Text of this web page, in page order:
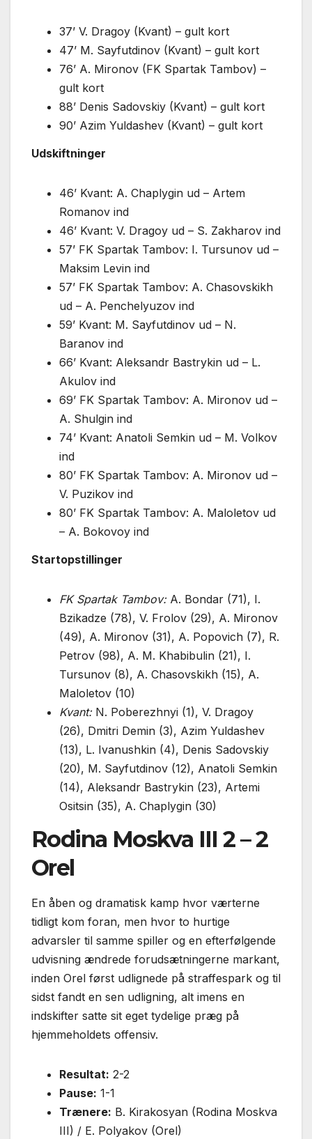
37’ V. Dragoy (Kvant) – gult kort
47’ M. Sayfutdinov (Kvant) – gult kort
76’ A. Mironov (FK Spartak Tambov) –
gult kort
88’ Denis Sadovskiy (Kvant) – gult kort
90’ Azim Yuldashev (Kvant) – gult kort
Udskiftninger
46’ Kvant: A. Chaplygin ud – Artem
Romanov ind
46’ Kvant: V. Dragoy ud – S. Zakharov ind
57’ FK Spartak Tambov: I. Tursunov ud –
Maksim Levin ind
57’ FK Spartak Tambov: A. Chasovskikh
ud – A. Penchelyuzov ind
59’ Kvant: M. Sayfutdinov ud – N.
Baranov ind
66’ Kvant: Aleksandr Bastrykin ud – L.
Akulov ind
69’ FK Spartak Tambov: A. Mironov ud –
A. Shulgin ind
74’ Kvant: Anatoli Semkin ud – M. Volkov
ind
80’ FK Spartak Tambov: A. Mironov ud –
V. Puzikov ind
80’ FK Spartak Tambov: A. Maloletov ud
– A. Bokovoy ind
Startopstillinger
FK Spartak Tambov:A. Bondar (71), I.
Bzikadze (78), V. Frolov (29), A. Mironov
(49), A. Mironov (31), A. Popovich (7), R.
Petrov (98), A. M. Khabibulin (21), I.
Tursunov (8), A. Chasovskikh (15), A.
Maloletov (10)
Kvant:N. Poberezhnyi (1), V. Dragoy
(26), Dmitri Demin (3), Azim Yuldashev
(13), L. Ivanushkin (4), Denis Sadovskiy
(20), M. Sayfutdinov (12), Anatoli Semkin
(14), Aleksandr Bastrykin (23), Artemi
Ositsin (35), A. Chaplygin (30)
Rodina Moskva III 2 – 2
Orel
En åben og dramatisk kamp hvor værterne
tidligt kom foran, men hvor to hurtige
advarsler til samme spiller og en efterfølgende
udvisning ændrede forudsætningerne markant,
inden Orel først udlignede på straffespark og til
sidst fandt en sen udligning, alt imens en
indskifter satte sit eget tydelige præg på
hjemmeholdets offensiv.
Resultat: 2-2
Pause: 1-1
Trænere: B. Kirakosyan (Rodina Moskva
III) / E. Polyakov (Orel)